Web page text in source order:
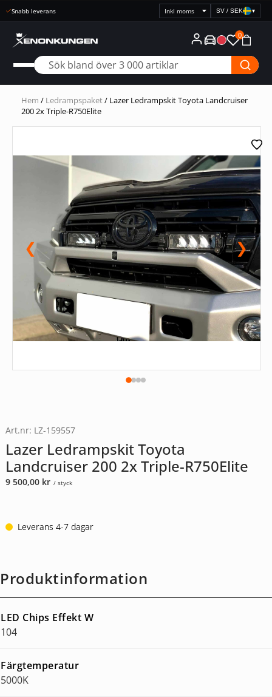
Snabb leverans
Välj
prisvisning
SV / SEK ▾
0
Hem / Ledrampspaket/ Lazer Ledrampskit Toyota Landcruiser
200 2x Triple-R750Elite
❮ ❯
Art.nr: LZ-159557
Lazer Ledrampskit Toyota
Landcruiser 200 2x Triple-R750Elite
9 500,00 kr / styck
Leverans 4-7 dagar
Produktinformation
LED Chips Effekt W
104
Färgtemperatur
5000K